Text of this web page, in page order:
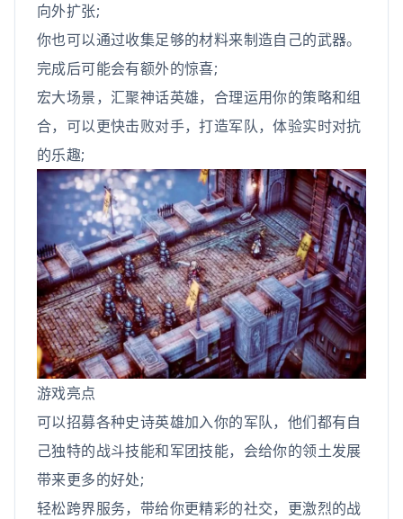
向外扩张;
你也可以通过收集足够的材料来制造自己的武器。
完成后可能会有额外的惊喜;
宏大场景，汇聚神话英雄，合理运用你的策略和组
合，可以更快击败对手，打造军队，体验实时对抗
的乐趣;
游戏亮点
可以招募各种史诗英雄加入你的军队，他们都有自
己独特的战斗技能和军团技能，会给你的领土发展
带来更多的好处;
轻松跨界服务，带给你更精彩的社交，更激烈的战